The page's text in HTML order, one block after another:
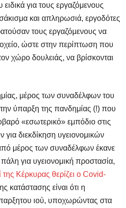
για τους εργαζόμενους
και απληρωσιά, εργοδότες
τους εργαζόμενους να
ώστε στην περίπτωση που
χώρο δουλειάς, να βρίσκονται
μέρος των συναδέλφων του
ύπαρξη της πανδημίας (!) που
«εσωτερικό» εμπόδιο στις
διεκδίκηση υγειονομικών
μέρος των συναδέλφων έκανε
για υγειονομική προστασία,
της Κέρκυρας θερίζει ο Covid-
κατάστασης είναι ότι η
ιού, υποχωρώντας στα